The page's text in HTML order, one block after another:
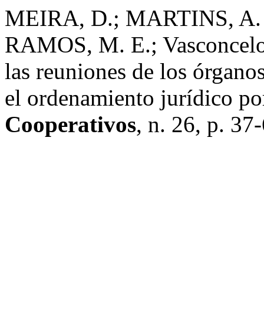
MEIRA, D.; MARTINS,
RAMOS, M. E.;
las reuniones de los
el ordenamiento jurídico
Cooperativos, n. 26, p.